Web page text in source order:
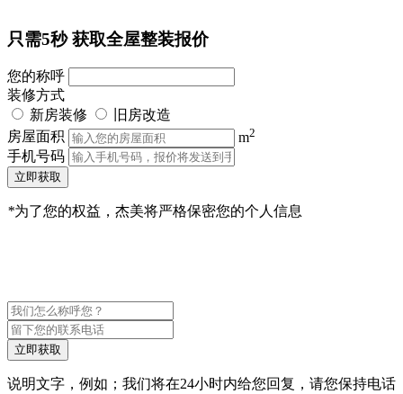
只需5秒获取全屋整装报价
您的称呼
装修方式
新房装修
旧房改造
房屋面积
m2
手机号码
立即获取
*为了您的权益，杰美将严格保密您的个人信息
立即获取
说明文字，例如；我们将在24小时内给您回复，请您保持电话